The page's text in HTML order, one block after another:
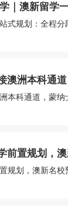
｜澳新留学
详解
式规划：全程分
澳洲本科通
程全解析
本科通道，蒙纳
前置规划，
详解
规划，澳新名校